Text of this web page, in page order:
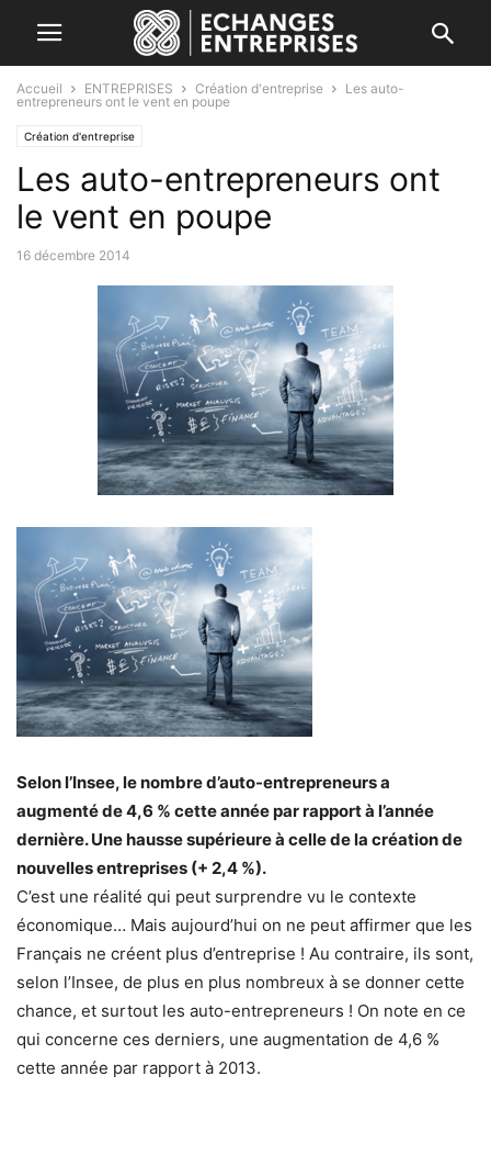
Accueil ENTREPRISES Création d'entreprise
Les auto-
entrepreneurs ont le vent en poupe
Création d'entreprise
Les auto-entrepreneurs ont
le vent en poupe
16 décembre 2014
Selon l’Insee, le nombre d’auto-entrepreneurs a
augmenté de 4,6 % cette année par rapport à l’année
dernière. Une hausse supérieure à celle de la création de
nouvelles entreprises (+ 2,4 %).
C’est une réalité qui peut surprendre vu le contexte
économique… Mais aujourd’hui on ne peut affirmer que les
Français ne créent plus d’entreprise ! Au contraire, ils sont,
selon l’Insee, de plus en plus nombreux à se donner cette
chance, et surtout les auto-entrepreneurs ! On note en ce
qui concerne ces derniers, une augmentation de 4,6 %
cette année par rapport à 2013.